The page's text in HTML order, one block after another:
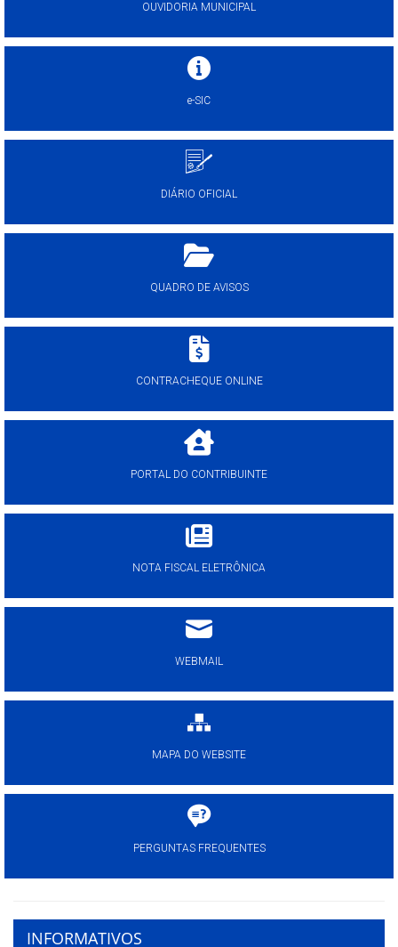
OUVIDORIA MUNICIPAL
e-SIC
DIÁRIO OFICIAL
QUADRO DE AVISOS
CONTRACHEQUE ONLINE
PORTAL DO CONTRIBUINTE
NOTA FISCAL ELETRÔNICA
WEBMAIL
MAPA DO WEBSITE
PERGUNTAS FREQUENTES
INFORMATIVOS